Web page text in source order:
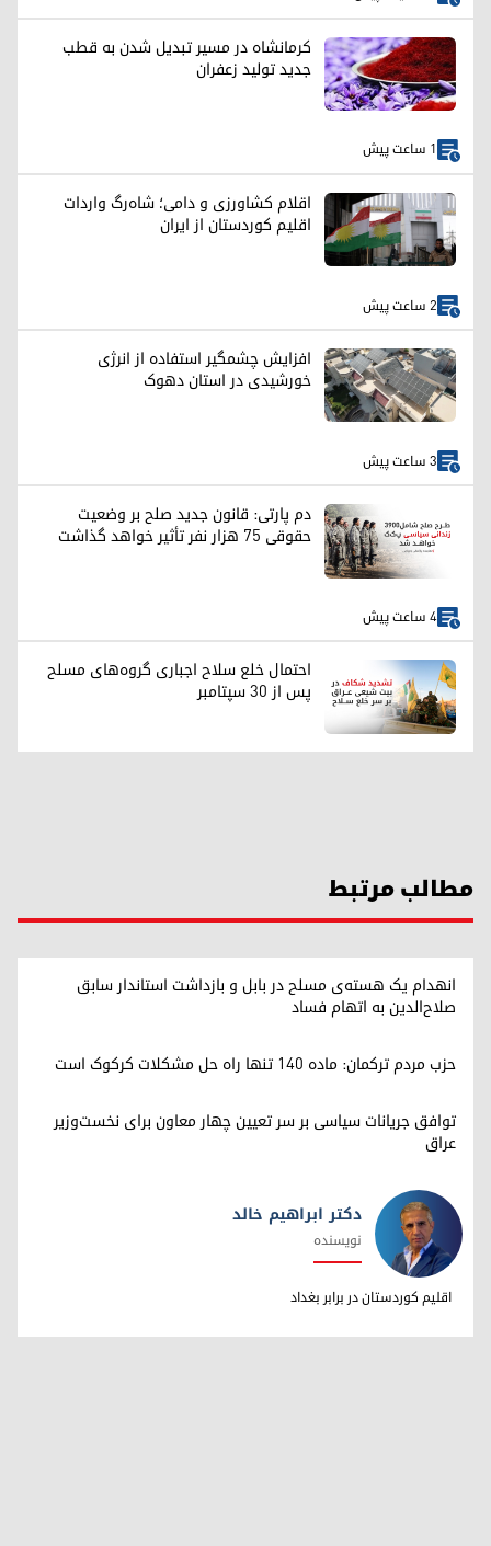
کرمانشاه در مسیر تبدیل شدن به قطب
جدید تولید زعفران
1 ساعت پیش
اقلام کشاورزی و دامی؛ شاه‌رگ واردات
اقلیم کوردستان از ایران
2 ساعت پیش
افزایش چشمگیر استفاده از انرژی
خورشیدی در استان دهوک
3 ساعت پیش
دم پارتی: قانون جدید صلح بر وضعیت
حقوقی ۷۵ هزار نفر تأثیر خواهد گذاشت
4 ساعت پیش
احتمال خلع سلاح اجباری گروه‌های مسلح
پس از ۳۰ سپتامبر
مطالب مرتبط
انهدام یک هسته‌ی مسلح در بابل و بازداشت استاندار سابق
صلاح‌الدین به اتهام فساد
حزب مردم ترکمان: ماده ۱۴۰ تنها راه حل مشکلات کرکوک است
توافق جریانات سیاسی بر سر تعیین چهار معاون برای نخست‌وزیر
عراق
دکتر ابراهیم خالد
دکتر ابراهیم خالد
نویسنده
اقلیم کوردستان در برابر بغداد